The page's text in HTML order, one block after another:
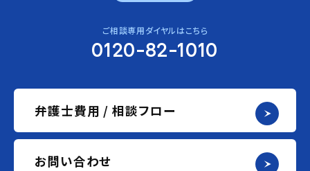
ご相談専用ダイヤルはこちら
0120-82-1010
弁護士費用 / 相談フロー
お問い合わせ